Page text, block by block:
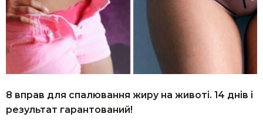
8 вправ для спалювання жиру на животі. 14 днів і
результат гарантований!